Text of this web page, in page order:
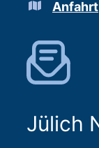
Anfahrt
Jülich